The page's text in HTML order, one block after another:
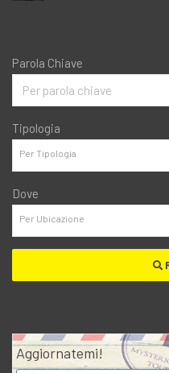
Parola Chiave
Tipologia
Dove
Aggiornatemi!